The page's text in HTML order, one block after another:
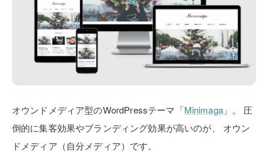
オウンドメディア型のWordPressテーマ「Minimaga」。
圧
倒的に集客効果やブランディング効果が高いのが、
オウン
ドメディア（自分メディア）です。